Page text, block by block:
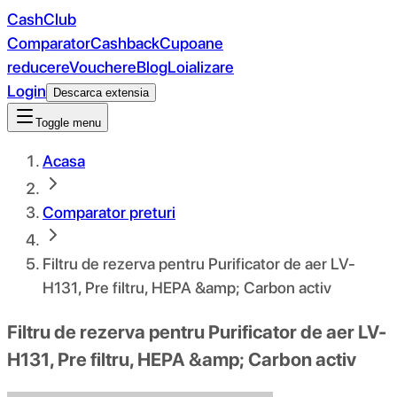
CashClub
ComparatorCashbackCupoane
reducereVouchereBlogLoializare
Login
Descarca extensia
Toggle menu
Acasa
Comparator preturi
Filtru de rezerva pentru Purificator de aer LV-
H131, Pre filtru, HEPA &amp; Carbon activ
Filtru de rezerva pentru Purificator de aer LV-
H131, Pre filtru, HEPA &amp; Carbon activ